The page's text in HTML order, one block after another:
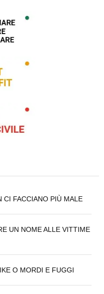
CI FACCIANO PIÙ MALE
UN NOME ALLE VITTIME
O MORDI E FUGGI